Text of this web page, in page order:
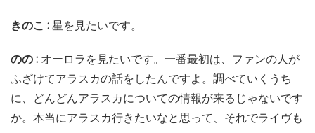
きのこ :星を見たいです。
のの : オーロラを見たいです。一番最初は、ファンの人が
ふざけてアラスカの話をしたんですよ。調べていくうち
に、どんどんアラスカについての情報が来るじゃないです
か。本当にアラスカ行きたいなと思って、それでライヴも